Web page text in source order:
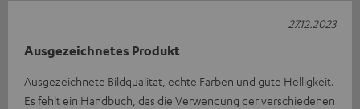
Ausgezeichnetes Produkt
Ausgezeichnete Bildqualität, echte Farben und gute Helligkeit.
Es fehlt ein Handbuch, das die Verwendung der verschiedenen
27.12.2023